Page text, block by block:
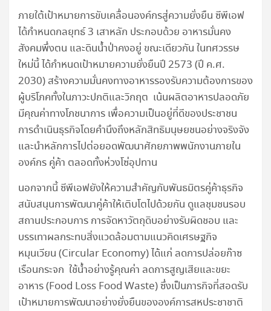
ภายใต้เป้าหมายการขับเคลื่อนองค์กรสู่ความยั่งยืน ซีพีเอฟ
ได้กำหนดกลยุทธ์ 3 เสาหลัก ประกอบด้วย อาหารมั่นคง
สังคมพึ่งตน และดินน้ำป่าคงอยู่ ขณะเดียวกัน ในทศวรรษ
ใหม่นี้ ได้กำหนดเป้าหมายความยั่งยืนปี 2573 (ปี ค.ศ.
2030) สร้างความมั่นคงทางอาหารรองรับความต้องการของ
ผู้บริโภคทั้งในภาวะปกติและวิกฤต เน้นผลิตอาหารปลอดภัย
มีคุณค่าทางโภชนาการ เพื่อความเป็นอยู่ที่ดีของประชาชน
การดำเนินธุรกิจโดยคำนึงถึงหลักสิทธิมนุษยชนอย่างจริงจัง
และนำหลักการไปต่อยอดพัฒนาศักยภาพพนักงานภายใน
องค์กร คู่ค้า ตลอดทั้งห่วงโซ่อุปทาน
นอกจากนี้ ซีพีเอฟยังให้ความสำคัญกับพันธมิตรคู่ค้าธุรกิจ
สนับสนุนการพัฒนาคู่ค้าให้เติบโตไปด้วยกัน ดูแลชุมชนรอบ
สถานประกอบการ การจัดหาวัตถุดิบอย่างรับผิดชอบ และ
บรรเทาผลกระทบสิ่งแวดล้อมตามแนวคิดเศรษฐกิจ
หมุนเวียน (Circular Economy) ได้แก่ ลดการปล่อยก๊าซ
เรือนกระจก ใช้น้ำอย่างรู้คุณค่า ลดการสูญเสียและขยะ
อาหาร (Food Loss Food Waste) ซึ่งเป็นภารกิจที่สอดรับ
เป้าหมายการพัฒนาอย่างยั่งยืนขององค์การสหประชาชาติ